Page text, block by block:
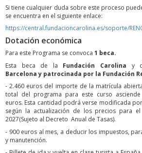
Si tiene cualquier duda sobre este proceso
se encuentra en el siguiente enlace:
https://central.fundacioncarolina.es/soporte/
Dotación económica
Para este Programa se convoca 1 beca.
Esta beca de la Fundación Carolina y
Barcelona y patrocinada por la Fundación
- 2.460 euros del importe de la matrícula
total del programa para este curso
euros. Esta cantidad podrá verse modificada
según la actualización de los precios para
2027(Sujeto al Decreto Anual de Tasas).
- 900 euros al mes, a deducir los impuestos,
y manutención.